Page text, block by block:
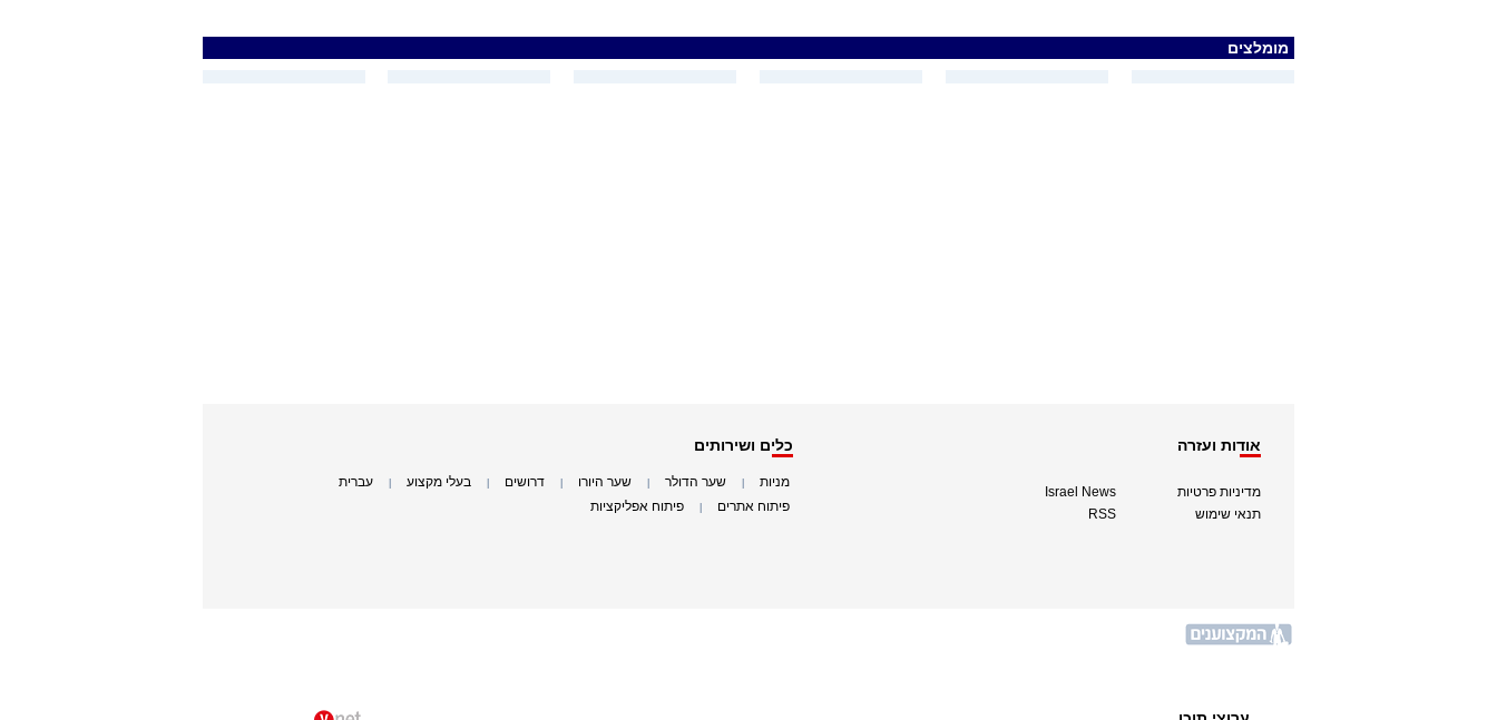
מומלצים
אודות ועזרה
מדיניות פרטיות
תנאי שימוש
Israel News
RSS
כלים ושירותים
מניות שער הדולר שער היורו דרושים בעלי מקצוע עברית
פיתוח אתרים פיתוח אפליקציות